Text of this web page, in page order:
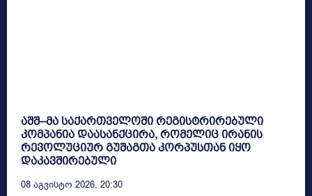
აშშ–მა საქართველოში რეგისტრირებული
კომპანია დაასანქცირა, რომელიც ირანის
რევოლუციურ გუშაგთა კორპუსთან იყო
დაკავშირებული
08 Აგვისტო 2026, 20:30